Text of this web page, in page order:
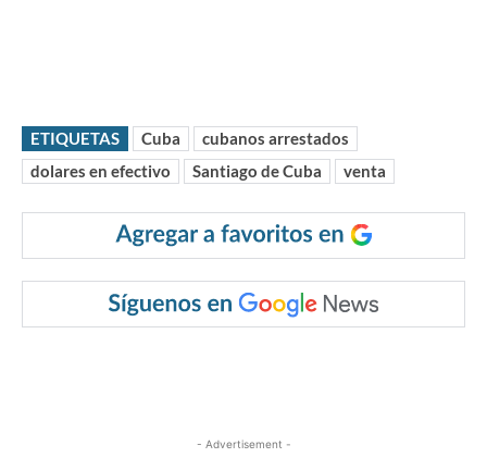
ETIQUETAS Cuba
cubanos arrestados
dolares en efectivo
Santiago de Cuba venta
- Advertisement -